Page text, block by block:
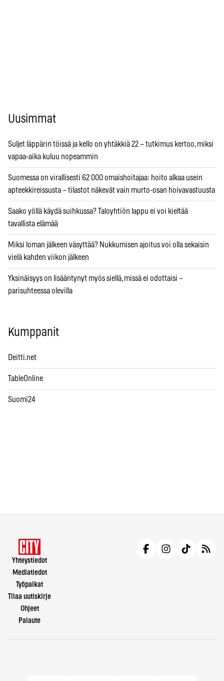
Uusimmat
Suljet läppärin töissä ja kello on yhtäkkiä 22 – tutkimus kertoo, miksi
vapaa-aika kuluu nopeammin
Suomessa on virallisesti 62 000 omaishoitajaa: hoito alkaa usein
apteekkireissusta – tilastot näkevät vain murto-osan hoivavastuusta
Saako yöllä käydä suihkussa? Taloyhtiön lappu ei voi kieltää
tavallista elämää
Miksi loman jälkeen väsyttää? Nukkumisen ajoitus voi olla sekaisin
vielä kahden viikon jälkeen
Yksinäisyys on lisääntynyt myös siellä, missä ei odottaisi –
parisuhteessa olevilla
Kumppanit
Deitti.net
TableOnline
Suomi24
Yhteystiedot
Mediatiedot
Työpaikat
Tilaa uutiskirje
Ohjeet
Palaute